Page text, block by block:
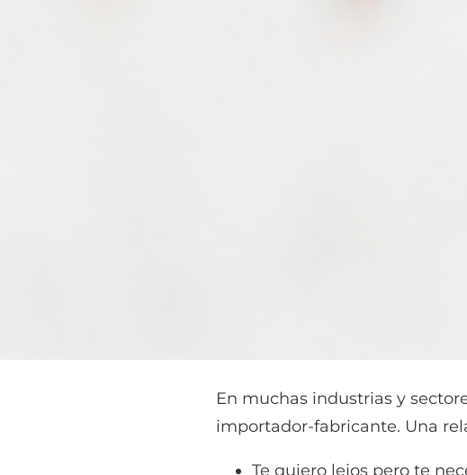
En muchas industrias y
importador-fabricante. Una
Te quiero lejos pero te